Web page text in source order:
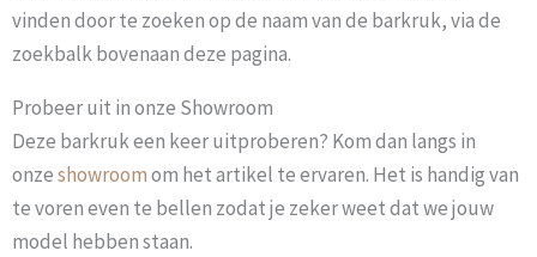
vinden door te zoeken op de naam van de barkruk, via de
zoekbalk bovenaan deze pagina.
Probeer uit in onze Showroom
Deze barkruk een keer uitproberen? Kom dan langs in
onzeshowroomom het artikel te ervaren. Het is handig van
te voren even te bellen zodat je zeker weet dat we jouw
model hebben staan.